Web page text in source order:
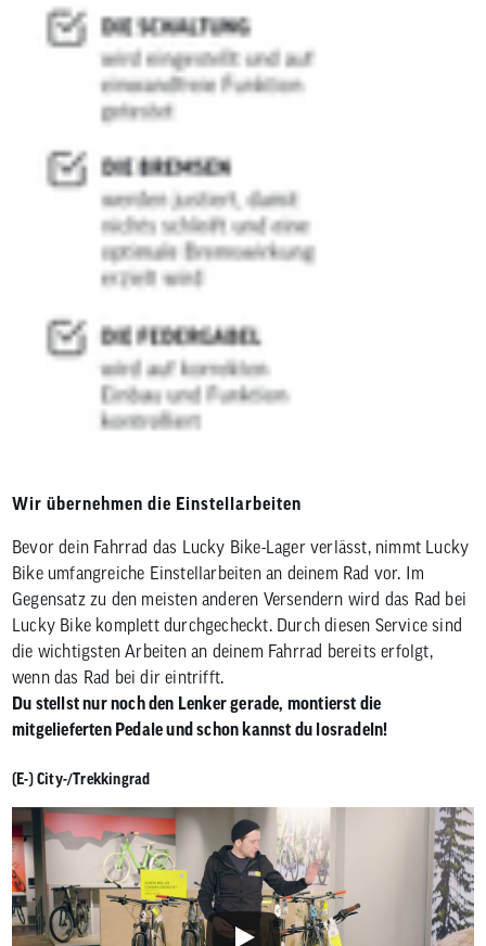
Wir übernehmen die Einstellarbeiten
Bevor dein Fahrrad das Lucky Bike-Lager verlässt, nimmt Lucky
Bike umfangreiche Einstellarbeiten an deinem Rad vor. Im
Gegensatz zu den meisten anderen Versendern wird das Rad bei
Lucky Bike komplett durchgecheckt. Durch diesen Service sind
die wichtigsten Arbeiten an deinem Fahrrad bereits erfolgt,
wenn das Rad bei dir eintrifft.
Du stellst nur noch den Lenker gerade, montierst die
mitgelieferten Pedale und schon kannst du losradeln!
(E-) City-/Trekkingrad